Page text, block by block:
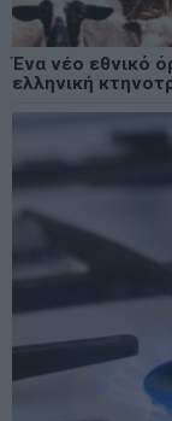
Ένα νέο εθνικό
ελληνική